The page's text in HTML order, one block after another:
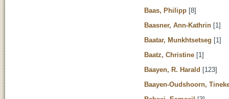
Baas, Philipp [8]
Baasner, Ann-Kathrin [1]
Baatar, Munkhtsetseg [1]
Baatz, Christine [1]
Baayen, R. Harald [123]
Baayen-Oudshoorn,